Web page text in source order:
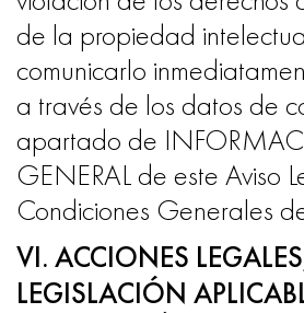
de la propiedad
comunicarlo
a través de los datos de
apartado de
GENERAL de este Aviso
Condiciones Generales
VI. ACCIONES
LEGISLACIÓN